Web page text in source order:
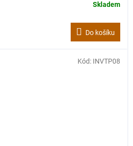
Skladem
Do košíku
Kód: INVTP08